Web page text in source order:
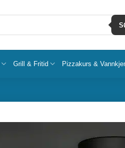
Grill & Fritid Pizzakurs &